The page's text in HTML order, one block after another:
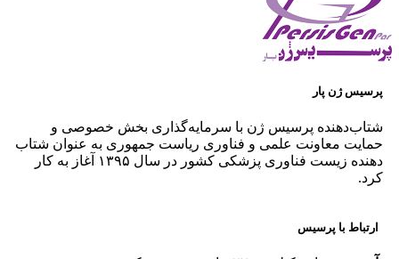
پرسیس ژن پار
شتاب‌دهنده پرسیس ژن با سرمایه‌گذاری بخش خصوصی و
حمایت معاونت علمی و فناوری ریاست جمهوری به عنوان شتاب
دهنده زیست فناوری پزشکی کشور در سال ۱۳۹۵ آغاز به کار
کرد.
ارتباط با پرسیس